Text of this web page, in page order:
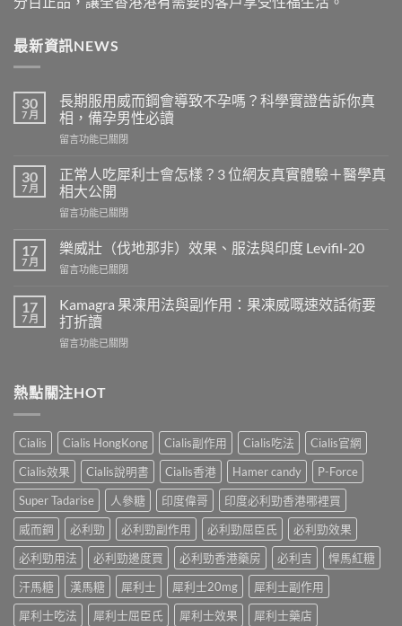
最新資訊NEWS
30
7 月
長期服用威而鋼會導致不孕嗎？科學實證告訴你真
相，備孕男性必讀
在
期
服
用
威
鋼
導
不
孕
嗎？
實
證
你
真
相，
備
孕
男
必
讀〉
留言功能已關閉
30
7 月
正常人吃犀利士會怎樣？3 位網友真實體驗＋醫學真
相大公開
在
常
人
吃
利
士
怎
位
真
實
體
驗
＋
醫
真
相
大
開〉
留言功能已關閉
17
7 月
樂威壯（伐地那非）效果、服法與印度 Levifil-20
在
威
壯
（伐
地
效
法
與
印
度
Levifil-
20〉
留言功能已關閉
17
7 月
Kamagra 果凍用法與副作用：果凍威嘅速效話術要
打折讀
在
凍
用
與
副
作
用：
果
凍
嘅
速
效
術
要
留言功能已關閉
熱點關注HOT
Cialis Cialis HongKong Cialis副作用 Cialis吃法
Cialis官網
Cialis效果
Cialis說明書 Cialis香港 Hamer candy
P-Force
Super Tadarise
人參糖 印度偉哥
印度必利勁香港哪裡買
威而鋼
必利勁 必利勁副作用 必利勁屈臣氏
必利勁效果
必利勁用法
必利勁邊度買 必利勁香港藥房 必利吉
悍馬紅糖
汗馬糖
漢馬糖 犀利士 犀利士20mg
犀利士副作用
犀利士吃法
犀利士屈臣氏 犀利士效果 犀利士藥店